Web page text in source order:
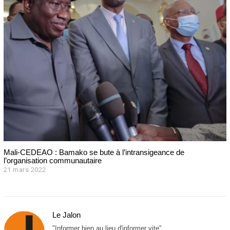
Mali-CEDEAO : Bamako se bute à l’intransigeance de
l’organisation communautaire
21 mars 2022
Le Jalon